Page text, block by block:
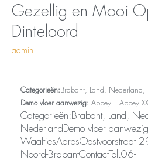
Gezellig en Mooi
Dinteloord
admin
Categorieën: Brabant, Land, Nederland,
Demo vloer aanwezig: Abbey – Abbey
Categorieën:Brabant, Land,
NederlandDemo vloer
WaaltjesAdresOostvoorstraat
Noord-BrabantContactTel.06-
Gezellig
en
Mooi
Opslaan
in
Dinteloord